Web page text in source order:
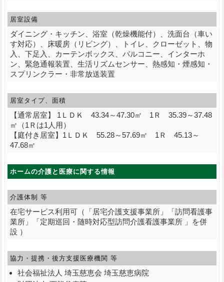
居室設備
ダイニング・キッチン、浴室（乾燥機能付）、洗面台（車い
す対応）、床暖房（リビング）、トイレ、クローゼット、物
入、下足入、カーテンボックス、バルコニー、インターホ
ン、緊急通報装置、生活リズムセンサー、熱感知・煙感知・
スプリンクラー・非常放送装置
居室タイプ、面積
【通常居室】 1ＬＤＫ 43.34～47.30㎡ 1Ｒ 35.39～37.48
㎡（1Ｒは1人用）
【庭付き居室】1ＬＤＫ 55.28～57.69㎡ 1Ｒ 45.13～
47.68㎡
ホームの介護と医療に関する情報
介護体制 等
在宅サービス利用可（「居宅介護支援事業所」「訪問看護事
業所」「定期巡回・随時対応型訪問介護看護事業所 」を併
設 ）
協力・提携・後方支援 医療機関 等
社会福祉法人 埼玉慈恵会 埼玉慈恵病院